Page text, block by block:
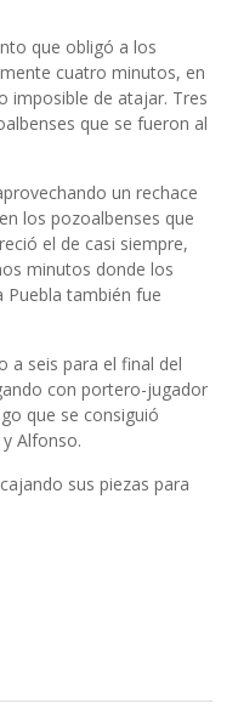
que obligó a los
cuatro minutos, en
imposible de atajar. Tres
que se fueron al
un rechace
los pozoalbenses que
el de casi siempre,
minutos donde los
Puebla también fue
a seis para el final del
con portero-jugador
que se consiguió
Alfonso.
sus piezas para